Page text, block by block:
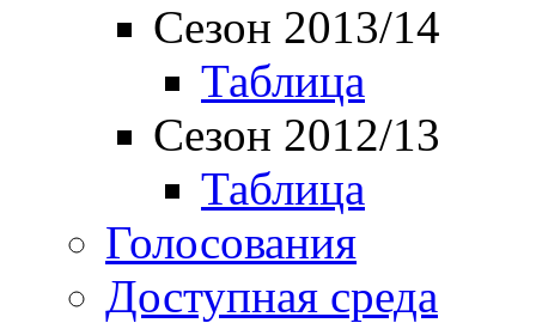
Сезон 2013/14
Таблица
Сезон 2012/13
Таблица
Голосования
Доступная среда